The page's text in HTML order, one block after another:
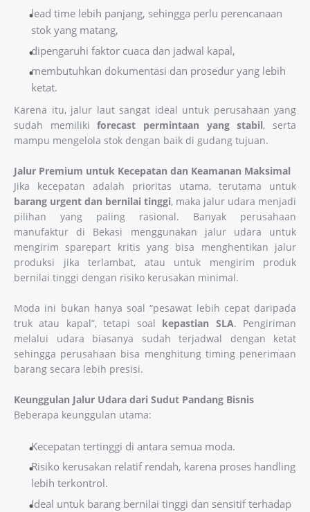
lead time lebih panjang, sehingga perlu perencanaan
stok yang matang,
dipengaruhi faktor cuaca dan jadwal kapal,
membutuhkan dokumentasi dan prosedur yang lebih
ketat.
Karena itu, jalur laut sangat ideal untuk perusahaan yang
sudah memilikiforecast permintaan yang stabil, serta
mampu mengelola stok dengan baik di gudang tujuan.
Jalur Premium untuk Kecepatan dan Keamanan Maksimal
Jika kecepatan adalah prioritas utama, terutama untuk
barang urgent dan bernilai tinggi, maka jalur udara menjadi
pilihan yang paling rasional. Banyak perusahaan
manufaktur di Bekasi menggunakan jalur udara untuk
mengirim sparepart kritis yang bisa menghentikan jalur
produksi jika terlambat, atau untuk mengirim produk
bernilai tinggi dengan risiko kerusakan minimal.
Moda ini bukan hanya soal “pesawat lebih cepat daripada
truk atau kapal”, tetapi soal kepastian SLA. Pengiriman
melalui udara biasanya sudah terjadwal dengan ketat
sehingga perusahaan bisa menghitung timing penerimaan
barang secara lebih presisi.
Keunggulan Jalur Udara dari Sudut Pandang Bisnis
Beberapa keunggulan utama:
Kecepatan tertinggi di antara semua moda.
Risiko kerusakan relatif rendah, karena proses handling
lebih terkontrol.
Ideal untuk barang bernilai tinggi dan sensitif terhadap